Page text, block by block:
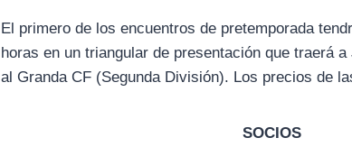
El primero de los encuentros de pretemporada
horas en un triangular de presentación que traerá
al Granda CF (Segunda División). Los precios de
SOCIOS